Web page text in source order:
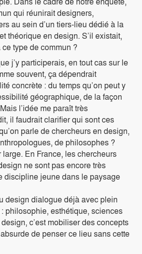
qui réunirait designers,
au sein d’un tiers-lieu dédié à la
théorique en design. S’il existait,
type de commun ?
j’y participerais, en tout cas sur le
souvent, ça dépendrait
concrète : du temps qu’on peut y
géographique, de la façon
l’idée me paraît très
il faudrait clarifier qui sont ces
parle de chercheurs en design,
de philosophes ?
En France, les chercheurs
ne sont pas encore très
discipline jeune dans le paysage
design dialogue déjà avec plein
philosophie, esthétique, sciences
c’est mobiliser des concepts
de penser ce lieu sans cette